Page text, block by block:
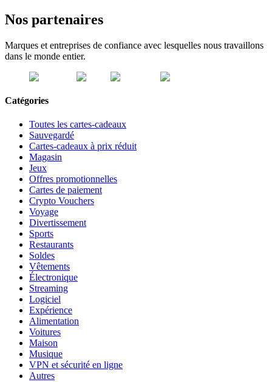
Nos partenaires
Marques et entreprises de confiance avec lesquelles nous travaillons
dans le monde entier.
Catégories
Toutes les cartes-cadeaux
Sauvegardé
Cartes-cadeaux à prix réduit
Magasin
Jeux
Offres promotionnelles
Cartes de paiement
Crypto Vouchers
Voyage
Divertissement
Sports
Restaurants
Soldes
Vêtements
Électronique
Streaming
Logiciel
Expérience
Alimentation
Voitures
Maison
Musique
VPN et sécurité en ligne
Autres